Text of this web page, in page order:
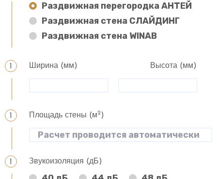
Раздвижная перегородка АНТЕЙ
Раздвижная стена СЛАЙДИНГ
Раздвижная стена WINAB
Ширина (мм) Высота (мм)
Площадь стены (м2)
Звукоизоляция (дБ)